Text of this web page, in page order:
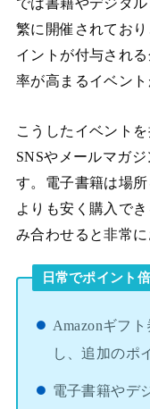
では書籍やデジタ
繁に開催されてお
イントが付与され
率が高まるイベン
こうしたイベント
SNSやメールマガ
す。電子書籍は場
よりも安く購入で
み合わせると非常
日常でポイント
Amazonギフ
し、追加のポ
電子書籍やデ